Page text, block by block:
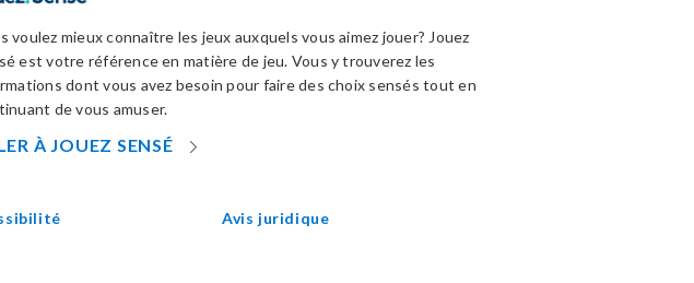
voulez mieux connaître les jeux auxquels vous aimez jouer? Jouez
est votre référence en matière de jeu. Vous y trouverez les
dont vous avez besoin pour faire des choix sensés tout en
de vous amuser.
À JOUEZ SENSÉ
WINDOW
Avis juridique